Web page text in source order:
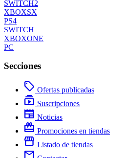
SWITCH2
XBOXSX
PS4
SWITCH
XBOXONE
PC
Secciones
local_offer Ofertas publicadas
subscriptions Suscripciones
newspaper Noticias
redeem Promociones en tiendas
storefront Listado de tiendas
mail